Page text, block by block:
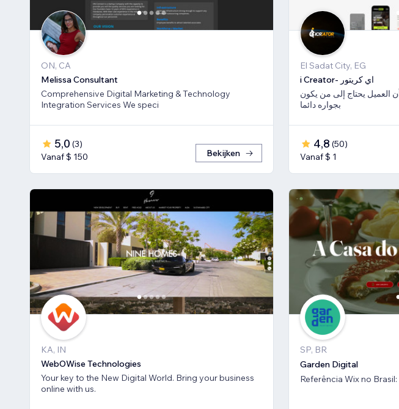
ON, CA
Melissa Consultant
Comprehensive Digital Marketing & Technology
Integration Services We speci
5,0 (3)
Vanaf $ 150
Bekijken
El Sadat City, EG
i Creator- اي كريتور
العميل يحتاج إلى من يكون
بجواره دائما
4,8 (50)
Vanaf $ 1
KA, IN
WebOWise Technologies
Your key to the New Digital World. Bring your business
online with us.
SP, BR
Garden Digital
Referência Wix no